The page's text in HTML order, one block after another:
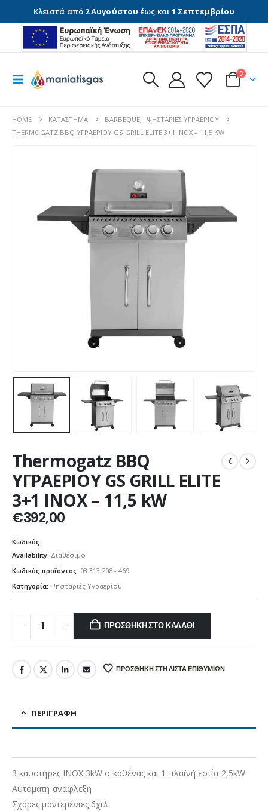
Κλειστά από 2 Αυγούστου έως και1 Σεπτεμβρίου
0
HOME ΚΑΤΆΣΤΗΜΑ BARBEQUE,
ΨΗΣΤΑΡΙΈΣ ΥΓΡΑΕΡΊΟΥ
THERMOGATZ BBQ ΥΓΡΑΕΡΙΟΥ GS GRILL ELITE 3+1 INOX – 11,5 KW
Thermogatz BBQ
ΥΓΡΑΕΡΙΟΥ GS GRILL ELITE
3+1 INOX – 11,5 kW
€392,00
Κωδικός:
Availability: Διαθέσιμο
Κωδικός προϊόντος: 03.313.208 - 469
Κατηγορία: Ψησταριές Υγραερίου
ΠΡΟΣΘΉΚΗ ΣΤΟ ΚΑΛΆΘΙ
ΠΡΟΣΘΉΚΗ ΣΤΗ ΛΊΣΤΑ ΕΠΙΘΥΜΙΏΝ
ΠΕΡΙΓΡΑΦΉ
3 καυστήρες INOX 3kW ο καθένας και 1 πλαϊνή εστία 2,5kW
Αυτόματη ανάφλεξη
Σχάρες μαντεμένιες 6χιλ.